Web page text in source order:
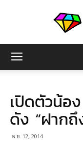
เปิดตัวน้อ
ดัง “ฝากถึ
พ.ย. 12, 2014